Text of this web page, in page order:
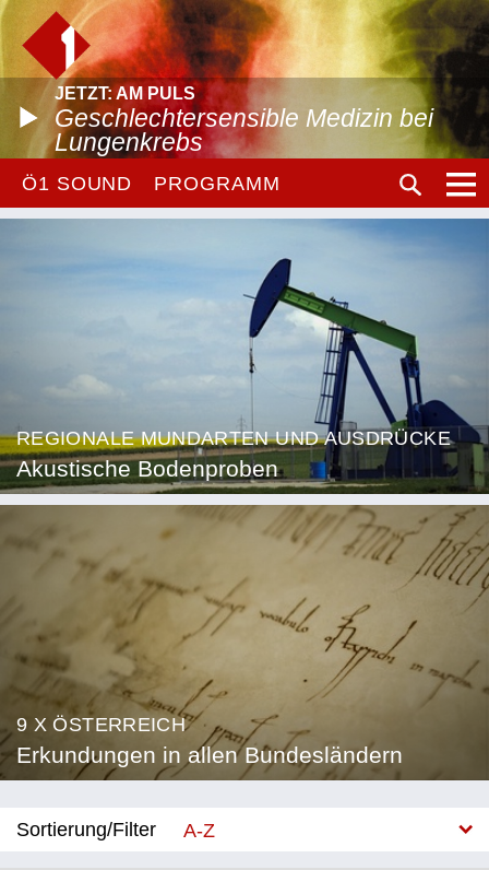
JETZT: AM PULS
Geschlechtersensible Medizin bei
Lungenkrebs
Ö1 SOUND PROGRAMM
REGIONALE MUNDARTEN UND AUSDRÜCKE
Akustische Bodenproben
9 X ÖSTERREICH
Erkundungen in allen Bundesländern
Sortierung/Filter
A-Z